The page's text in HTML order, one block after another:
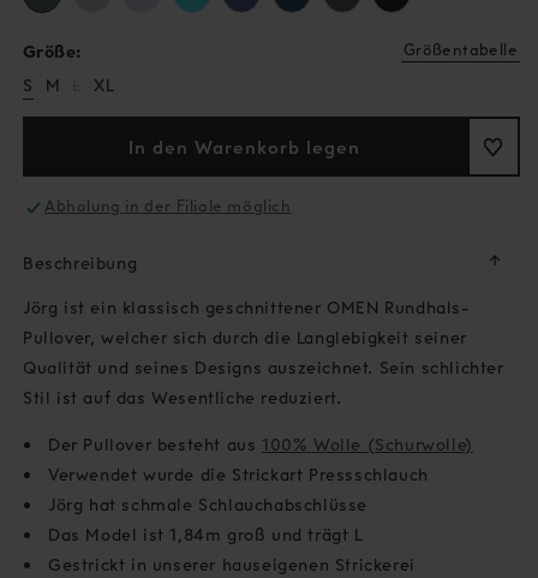
Größentabelle
Größe:
S
M
Variante
oder
verfügbar
XL
In den Warenkorb legen
Abholung in der Filiale möglich
Beschreibung ↓
Jörg ist ein klassisch geschnittener OMEN Rundhals-
Pullover, welcher sich durch die Langlebigkeit seiner
Qualität und seines Designs auszeichnet. Sein schlichter
Stil ist auf das Wesentliche reduziert.
Der Pullover besteht aus 100% Wolle (Schurwolle)
Verwendet wurde die Strickart Pressschlauch
Jörg hat schmale Schlauchabschlüsse
Das Model ist 1,84m groß und trägt L
Gestrickt in unserer hauseigenen Strickerei